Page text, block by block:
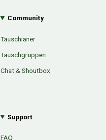
Community
Tauschianer
Tauschgruppen
Chat & Shoutbox
Support
FAQ